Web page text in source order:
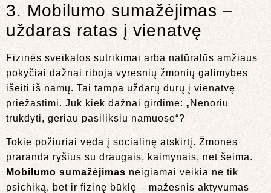
3. Mobilumo sumažėjimas –
uždaras ratas į vienatvę
Fizinės sveikatos sutrikimai arba natūralūs amžiaus
pokyčiai dažnai riboja vyresnių žmonių galimybes
išeiti iš namų. Tai tampa uždarų durų į vienatvę
priežastimi. Juk kiek dažnai girdime: „Nenoriu
trukdyti, geriau pasiliksiu namuose“?
Tokie požiūriai veda į socialinę atskirtį. Žmonės
praranda ryšius su draugais, kaimynais, net šeima.
Mobilumo sumažėjimas neigiamai veikia ne tik
psichiką, bet ir fizinę būklę – mažesnis aktyvumas